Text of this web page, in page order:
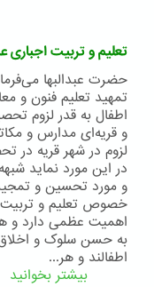
تعلیم و تربیت اجباری
حضرت عبدالبها
تمهید تعلیم فنون و
اطفال به قدر لزوم
و قریه‌ای مدارس و
لزوم در شهر قریه در
در این مورد نماید
و مورد تحسین و
خصوص تعلیم و
اهمیت عظمی دارد و
به حسن سلوک و اخلاق
اطفالند و هر...
بیشتر بخوانید